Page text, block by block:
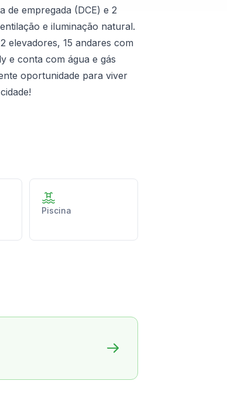
de empregada (DCE) e 2
e iluminação natural.
elevadores, 15 andares com
e conta com água e gás
oportunidade para viver
Piscina